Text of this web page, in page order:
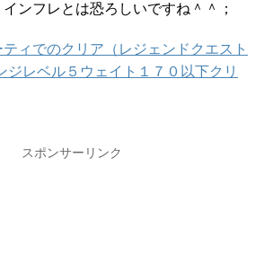
ンフレとは恐ろしいですね＾＾；
ィでのクリア（レジェンドクエスト
ジレベル５ウェイト１７０以下クリ
スポンサーリンク